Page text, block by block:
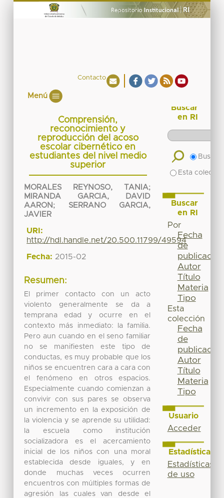
Contacto
Menú
Comprensión,
reconocimiento y
reproducción del acoso
escolar cibernético en
estudiantes del nivel medio
superior
MORALES REYNOSO, TANIA;
MIRANDA GARCIA, DAVID
AARON ; SERRANO GARCIA,
JAVIER
URI:
http://hdl.handle.net/20.500.11799/49594
Fecha: 2015-02
Resumen:
El primer contacto con un acto
violento generalmente se da a
temprana edad y ocurre en el
contexto más inmediato: la familia.
Pero aun cuando en el seno familiar
no se manifiesten este tipo de
conductas, es muy probable que los
niños se encuentren cara a cara con
el fenómeno en otros espacios.
Especialmente cuando comienzan a
convivir con sus pares se observa
un incremento en la exposición de
la violencia y se aprende su utilidad:
la escuela como institución
socializadora es el acercamiento
inicial de los niños con una moral
establecida desde iguales, y en
donde muchas veces ocurren
encuentros con múltiples formas de
agresión las cuales van desde el
Buscar
en RI
Buscar
Esta
Buscar
en RI
Por
Fecha
de
publicación
Autor
Título
Materia
Tipo
Esta
colección
Fecha
de
publicación
Autor
Título
Materia
Tipo
Usuario
Acceder
Estadísticas
Estadísticas
de uso